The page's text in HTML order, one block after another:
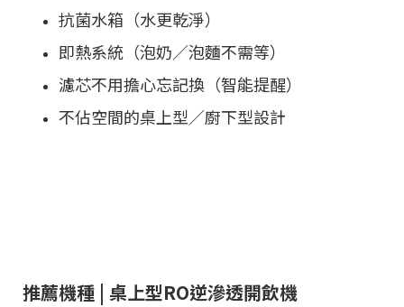
抗菌水箱（水更乾淨）
即熱系統（泡奶／泡麵不需等）
濾芯不用擔心忘記換（智能提醒）
不佔空間的桌上型／廚下型設計
推薦機種 | 桌上型RO逆滲透開飲機